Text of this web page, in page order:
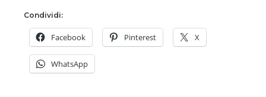
Condividi:
Facebook Pinterest X
WhatsApp